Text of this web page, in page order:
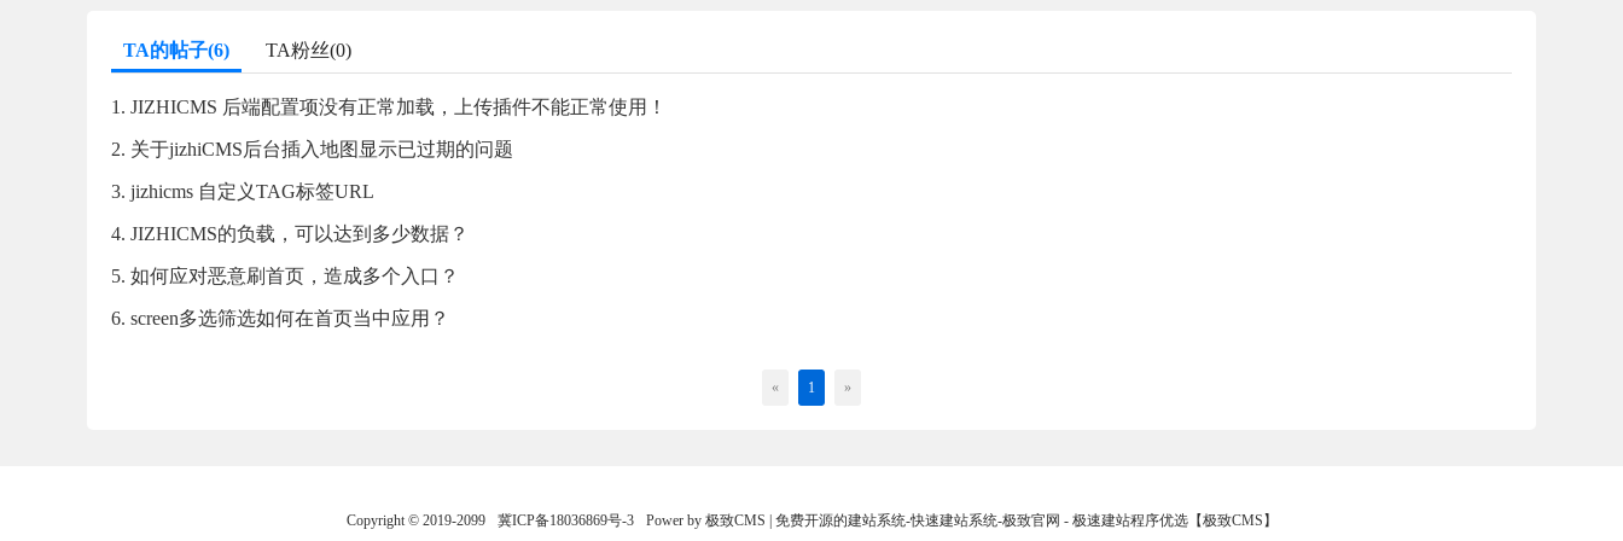
TA的帖子(6) TA粉丝(0)
1. JIZHICMS 后端配置项没有正常加载，上传插件不能正常使用！
2. 关于jizhiCMS后台插入地图显示已过期的问题
3. jizhicms 自定义TAG标签URL
4. JIZHICMS的负载，可以达到多少数据？
5. 如何应对恶意刷首页，造成多个入口？
6. screen多选筛选如何在首页当中应用？
« 1 »
Copyright © 2019-2099 冀ICP备18036869号-3 Power by 极致CMS | 免费开源的建站系统-快速建站系统-极致官网 - 极速建站程序优选【极致CMS】